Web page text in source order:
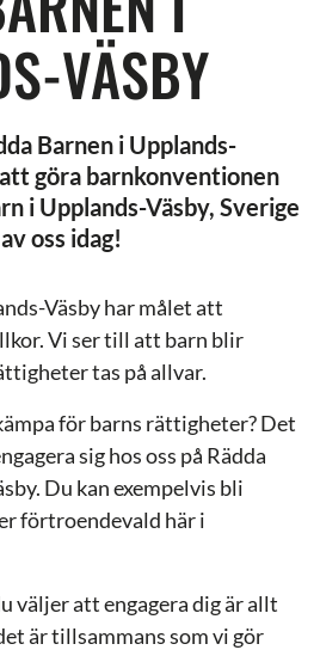
VÄSBY
Barnen i Upplands-
göra barnkonventionen
i Upplands-Väsby, Sverige
oss idag!
Väsby har målet att
Vi ser till att barn blir
tas på allvar.
för barns rättigheter? Det
sig hos oss på Rädda
Du kan exempelvis bli
förtroendevald här i
väljer att engagera dig är allt
är tillsammans som vi gör